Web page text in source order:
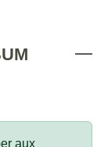
aux